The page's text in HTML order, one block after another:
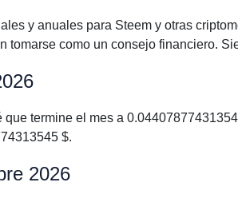
y anuales para Steem y otras
como un consejo financiero.
termine el mes a
$.
2026